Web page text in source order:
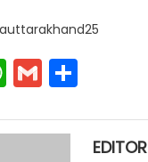
WhatsApp
Gmail
EDITOR